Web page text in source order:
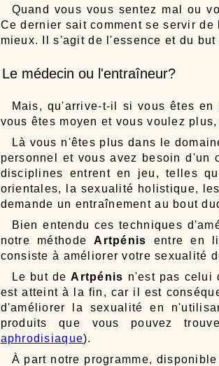
Quand vous vous sentez mal ou
Ce dernier sait comment se servir
mieux. Il s'agit de l'essence et du but
Le médecin ou l'entraîneur?
Mais, qu'arrive-t-il si vous êtes
vous êtes moyen et vous voulez
Là vous n'êtes plus dans le
personnel et vous avez besoin d'un
disciplines entrent en jeu, telles
orientales, la sexualité holistique,
demande un entraînement au bout
Bien entendu ces techniques
notre méthodeArtpénis entre en
consiste à améliorer votre sexualité
Le but deArtpénis n'est pas celui
est atteint à la fin, car il est
d'améliorer la sexualité en
produits que vous pouvez
aphrodisiaque).
À part notre programme,